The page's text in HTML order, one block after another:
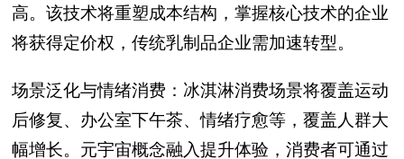
高。该技术将重塑成本结构，掌握核心技术的企业
将获得定价权，传统乳制品企业需加速转型。
场景泛化与情绪消费：冰淇淋消费场景将覆盖运动
后修复、办公室下午茶、情绪疗愈等，覆盖人群大
幅增长。元宇宙概念融入提升体验，消费者可通过